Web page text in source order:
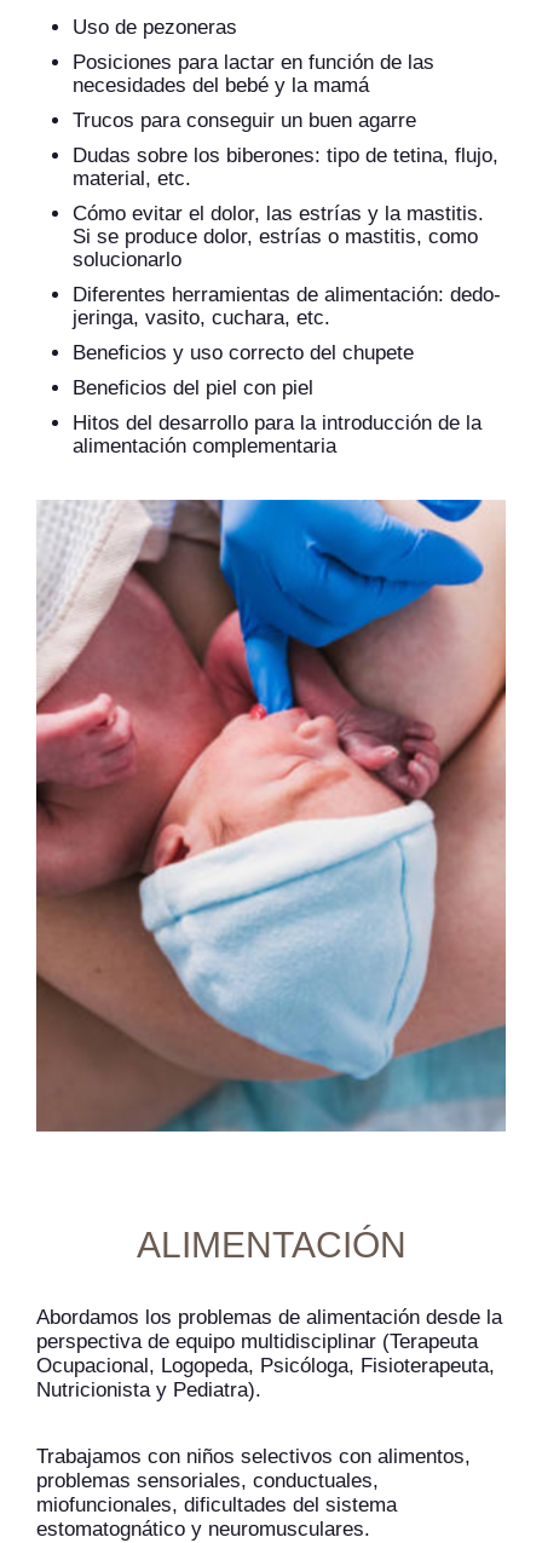
Uso de pezoneras
Posiciones para lactar en función de las
necesidades del bebé y la mamá
Trucos para conseguir un buen agarre
Dudas sobre los biberones: tipo de tetina, flujo,
material, etc.
Cómo evitar el dolor, las estrías y la mastitis.
Si se produce dolor, estrías o mastitis, como
solucionarlo
Diferentes herramientas de alimentación: dedo-
jeringa, vasito, cuchara, etc.
Beneficios y uso correcto del chupete
Beneficios del piel con piel
Hitos del desarrollo para la introducción de la
alimentación complementaria
ALIMENTACIÓN
Abordamos los problemas de alimentación desde la
perspectiva de equipo multidisciplinar (Terapeuta
Ocupacional, Logopeda, Psicóloga, Fisioterapeuta,
Nutricionista y Pediatra).
Trabajamos con niños selectivos con alimentos,
problemas sensoriales, conductuales,
miofuncionales, dificultades del sistema
estomatognático y neuromusculares.